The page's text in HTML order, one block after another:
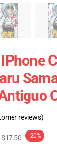
reviews)
$17.50 -20%